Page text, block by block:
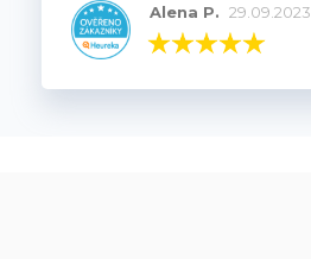
Alena P. 29.09.2023